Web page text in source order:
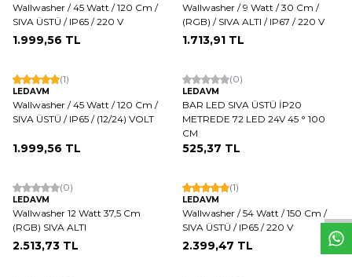
Wallwasher / 45 Watt / 120 Cm /
SIVA ÜSTÜ / IP65 / 220 V
1.999,56 TL
Wallwasher / 9 Watt / 30 Cm /
(RGB) / SIVA ALTI / IP67 / 220 V
1.713,91 TL
(1)
LEDAVM
Wallwasher / 45 Watt / 120 Cm /
SIVA ÜSTÜ / IP65 / (12/24) VOLT
1.999,56 TL
(0)
LEDAVM
BAR LED SIVA ÜSTÜ İP20
METREDE 72 LED 24V 45 ° 100
CM
525,37 TL
(0)
LEDAVM
Wallwasher 12 Watt 37,5 Cm
(RGB) SIVA ALTI
2.513,73 TL
(1)
LEDAVM
Wallwasher / 54 Watt / 150 Cm /
SIVA ÜSTÜ / IP65 / 220 V
2.399,47 TL